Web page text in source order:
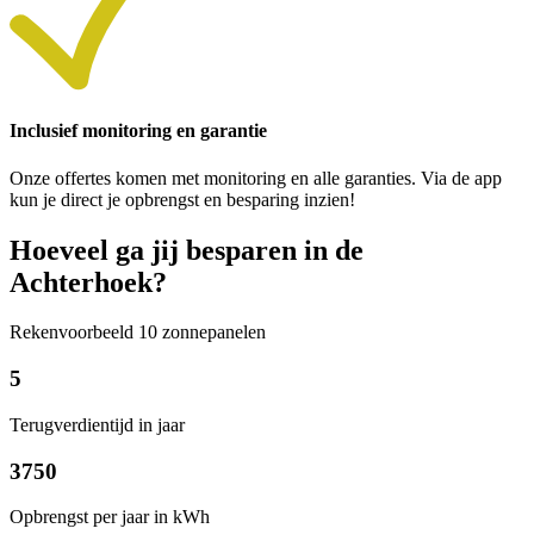
Inclusief monitoring en garantie
Onze offertes komen met monitoring en alle garanties. Via de app
kun je direct je opbrengst en besparing inzien!
Hoeveel ga jij besparen in de
Achterhoek?
Rekenvoorbeeld 10 zonnepanelen
5
Terugverdientijd in jaar
3750
Opbrengst per jaar in kWh